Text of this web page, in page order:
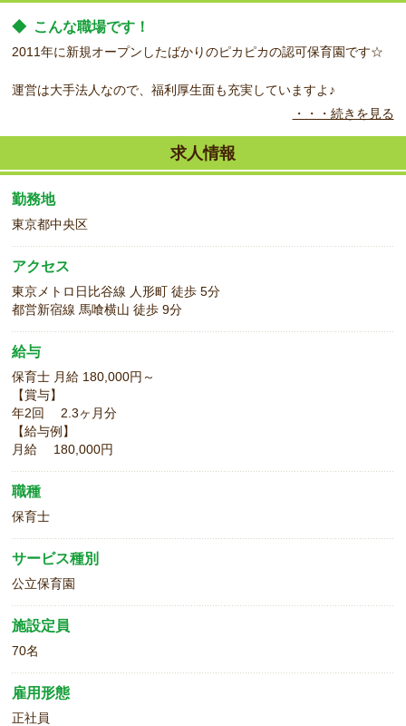
◆ こんな職場です！
2011年に新規オープンしたばかりのピカピカの認可保育園です☆
運営は大手法人なので、福利厚生面も充実していますよ♪
保育業務全般をお任せします。
育園なので、経験が浅い方もぜひご応募下さい！
◆ こんな方をお待ちしています！
す！
初めての転職で心配な方、実務経験がない方も、ぜひお気軽にお問
合せ下さい☆
・・・続きを見る
求人情報
勤務地
東京都中央区
アクセス
東京メトロ日比谷線 人形町 徒歩 5分
都営新宿線 馬喰横山 徒歩 9分
給与
保育士 月給 180,000円～
【賞与】
年2回 2.3ヶ月分
【給与例】
月給 180,000円
職種
保育士
サービス種別
公立保育園
施設定員
70名
雇用形態
正社員